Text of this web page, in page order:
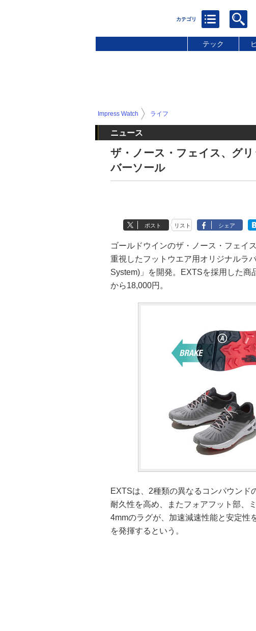
テック
Impress Watch ライフ
ニュース
ザ・ノース・フェイス、グ
バーソール
ポスト リスト シェア
ゴールドウインのザ・ノース・フェイ
重視したフットウエア用オリジナルラ
System)」を開発。EXTSを採用した商
から18,000円。
EXTSは、2種類の異なるコンパウンド
耐久性を高め、またフォアフット部、
4mmのラグが、加速減速性能と安定性
を発揮するという。